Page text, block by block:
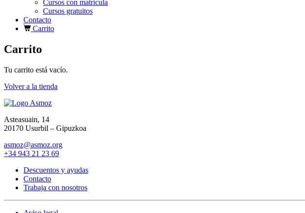
Cursos con matrícula
Cursos gratuitos
Contacto
Carrito
Carrito
Tu carrito está vacío.
Volver a la tienda
Asteasuain, 14
20170 Usurbil – Gipuzkoa
asmoz@asmoz.org
+34 943 21 23 69
Descuentos y ayudas
Contacto
Trabaja con nosotros